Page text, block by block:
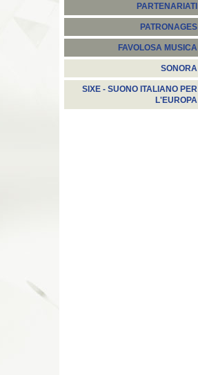
PARTENARIATI
PATRONAGES
FAVOLOSA MUSICA
SONORA
SIXE - SUONO ITALIANO PER
L'EUROPA